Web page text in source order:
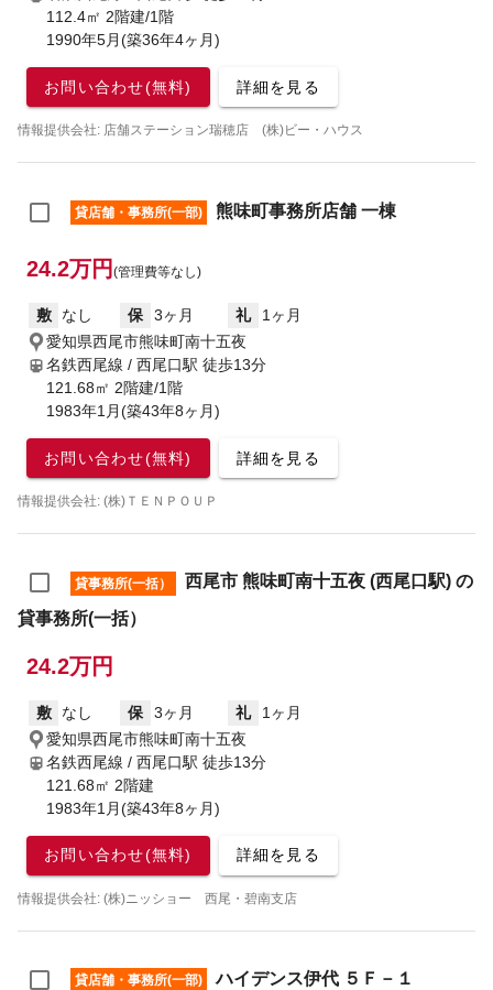
112.4㎡ 2階建/1階
1990年5月(築36年4ヶ月)
お問い合わせ(無料) 詳細を見る
情報提供会社: 店舗ステーション瑞穂店 (株)ビー・ハウス
貸店舗・事務所(一部) 熊味町事務所店舗 一棟
24.2万円 (管理費等なし)
敷 なし 保 3ヶ月 礼
1ヶ月
愛知県西尾市熊味町南十五夜
名鉄西尾線 / 西尾口駅 徒歩13分
121.68㎡ 2階建/1階
1983年1月(築43年8ヶ月)
お問い合わせ(無料) 詳細を見る
情報提供会社: (株)ＴＥＮＰＯＵＰ
貸事務所(一括）
西尾市 熊味町南十五夜 (西尾口駅) の
貸事務所(一括）
24.2万円
敷 なし 保 3ヶ月 礼
1ヶ月
愛知県西尾市熊味町南十五夜
名鉄西尾線 / 西尾口駅 徒歩13分
121.68㎡ 2階建
1983年1月(築43年8ヶ月)
お問い合わせ(無料) 詳細を見る
情報提供会社: (株)ニッショー 西尾・碧南支店
貸店舗・事務所(一部) ハイデンス伊代 ５Ｆ－１